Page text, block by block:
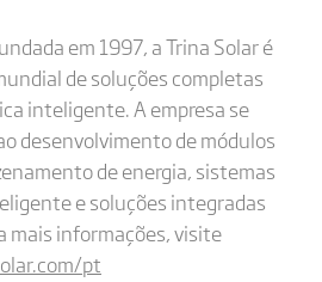
em 1997, a Trina Solar é
de soluções completas
inteligente. A empresa se
desenvolvimento de módulos
de energia, sistemas
e soluções integradas
mais informações, visite
pt